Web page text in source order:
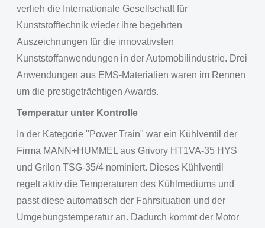
verlieh die Internationale Gesellschaft für
Kunststofftechnik wieder ihre begehrten
Auszeichnungen für die innovativsten
Kunststoffanwendungen in der Automobilindustrie. Drei
Anwendungen aus EMS-Materialien waren im Rennen
um die prestigeträchtigen Awards.
Temperatur unter Kontrolle
In der Kategorie "Power Train" war ein Kühlventil der
Firma MANN+HUMMEL aus Grivory HT1VA-35 HYS
und Grilon TSG-35/4 nominiert. Dieses Kühlventil
regelt aktiv die Temperaturen des Kühlmediums und
passt diese automatisch der Fahrsituation und der
Umgebungstemperatur an. Dadurch kommt der Motor